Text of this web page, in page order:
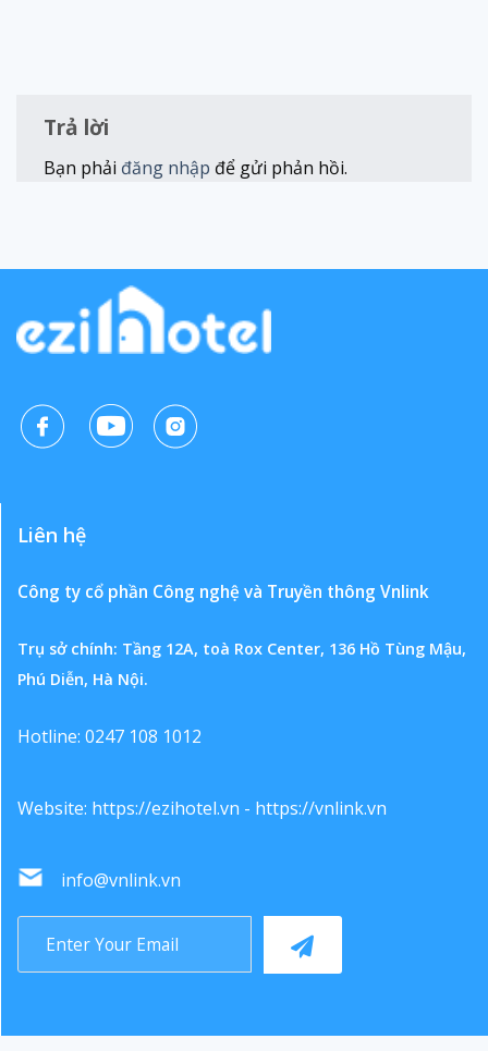
Trả lời
Bạn phải đăng nhập để gửi phản hồi.
Liên hệ
Công ty cổ phần Công nghệ và Truyền thông Vnlink
Trụ sở chính: Tầng 12A, toà Rox Center, 136 Hồ Tùng Mậu,
Phú Diễn, Hà Nội.
Hotline: 0247 108 1012
Website: https://ezihotel.vn - https://vnlink.vn
info@vnlink.vn